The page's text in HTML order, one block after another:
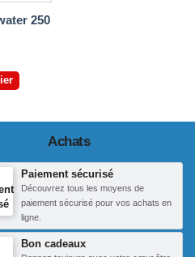
250
Achats
Paiement sécurisé
Découvrez tous les moyens de
paiement sécurisé pour vos achats en
ligne.
Bon cadeaux